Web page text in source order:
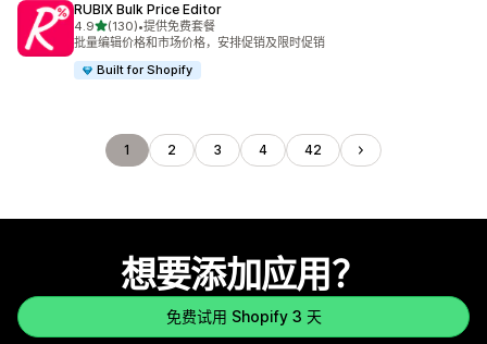
RUBIX Bulk Price Editor
4.9星（满分 5 星）
(130)
总共 130 条评论
•提供免费套餐
批量编辑价格和市场价格，安排促销及限时促销
Built for Shopify
1 2 3 4 42
想要添加应用？
免费试用 Shopify 3 天